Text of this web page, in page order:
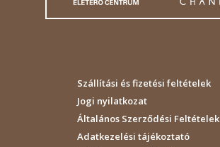
Szállítási és fizetési feltételek
Jogi nyilatkozat
Általános Szerződési Feltételek
Adatkezelési tájékoztató